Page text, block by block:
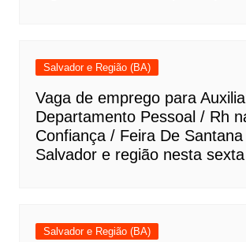
Salvador e Região (BA)
Vaga de emprego para
Departamento Pessoal / Rh
Confiança / Feira De
Salvador e região nesta
Salvador e Região (BA)